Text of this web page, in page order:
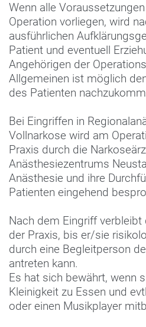
Wenn alle
Operation vorliegen, wird
ausführlichen
Patient und eventuell
Angehörigen der
Allgemeinen ist möglich
des Patienten
Bei Eingriffen in
Vollnarkose wird am
Praxis durch die
Anästhesiezentrums
Anästhesie und ihre
Patienten eingehend
Nach dem Eingriff
der Praxis, bis er/sie
durch eine Begleitperson
antreten kann.
Es hat sich bewährt, wenn
Kleinigkeit zu Essen und
oder einen Musikplayer